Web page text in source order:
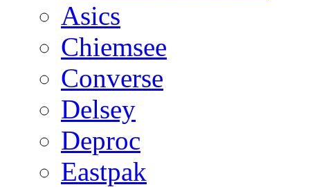
Asics
Chiemsee
Converse
Delsey
Deproc
Eastpak